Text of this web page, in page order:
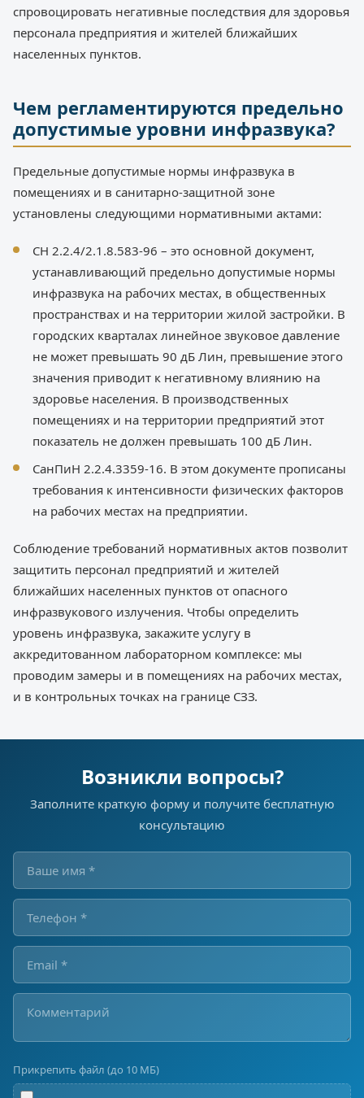
спровоцировать негативные последствия для здоровья
персонала предприятия и жителей ближайших
населенных пунктов.
Чем регламентируются предельно
допустимые уровни инфразвука?
Предельные допустимые нормы инфразвука в
помещениях и в санитарно-защитной зоне
установлены следующими нормативными актами:
СН 2.2.4/2.1.8.583-96 – это основной документ,
устанавливающий предельно допустимые нормы
инфразвука на рабочих местах, в общественных
пространствах и на территории жилой застройки. В
городских кварталах линейное звуковое давление
не может превышать 90 дБ Лин, превышение этого
значения приводит к негативному влиянию на
здоровье населения. В производственных
помещениях и на территории предприятий этот
показатель не должен превышать 100 дБ Лин.
СанПиН 2.2.4.3359-16. В этом документе прописаны
требования к интенсивности физических факторов
на рабочих местах на предприятии.
Соблюдение требований нормативных актов позволит
защитить персонал предприятий и жителей
ближайших населенных пунктов от опасного
инфразвукового излучения. Чтобы определить
уровень инфразвука, закажите услугу в
аккредитованном лабораторном комплексе: мы
проводим замеры и в помещениях на рабочих местах,
и в контрольных точках на границе СЗЗ.
Возникли вопросы?
Заполните краткую форму и получите бесплатную
консультацию
Прикрепить файл (до 10 МБ)